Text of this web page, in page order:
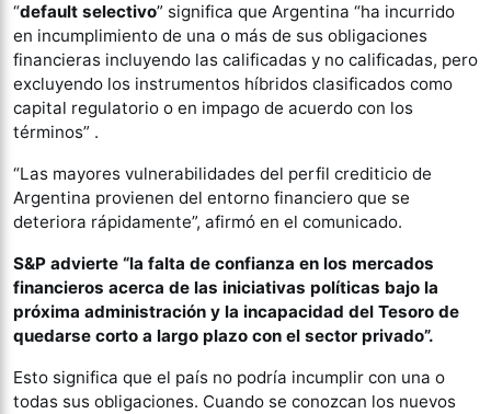
“default selectivo” significa que Argentina “ha incurrido
en incumplimiento de una o más de sus obligaciones
financieras incluyendo las calificadas y no calificadas, pero
excluyendo los instrumentos híbridos clasificados como
capital regulatorio o en impago de acuerdo con los
términos” .
“Las mayores vulnerabilidades del perfil crediticio de
Argentina provienen del entorno financiero que se
deteriora rápidamente”, afirmó en el comunicado.
S&P advierte “la falta de confianza en los mercados
financieros acerca de las iniciativas políticas bajo la
próxima administración y la incapacidad del Tesoro de
quedarse corto a largo plazo con el sector privado”.
Esto significa que el país no podría incumplir con una o
todas sus obligaciones. Cuando se conozcan los nuevos